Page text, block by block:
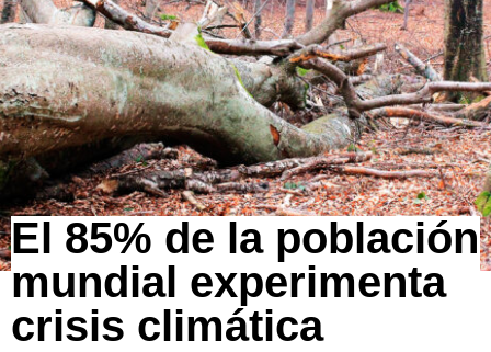
El 85% de la población
mundial experimenta
crisis climática